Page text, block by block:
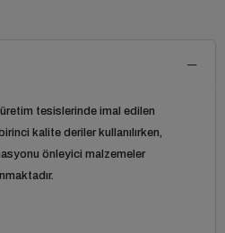
tesislerinde imal edilen
kalite deriler kullanılırken,
önleyici malzemeler